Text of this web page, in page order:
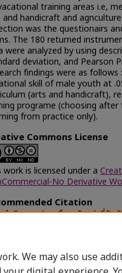
training areas i.e,
and handicraft and
was the questionairs
The 180 returned
were analyzed by using
deviation, and Pearson
findings were as
skill of male youth at
(arts and handicraft),
programe (choosing
from practice only).
Commons License
work is licensed under a
No Derivative
Citation
ย์, จินตนา, "การศึกษาตัวแปรที่สัมพั
We may also use